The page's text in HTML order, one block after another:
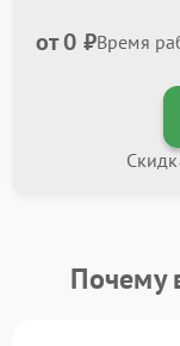
от 0 ₽Время
Почему